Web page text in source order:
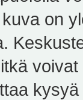
on